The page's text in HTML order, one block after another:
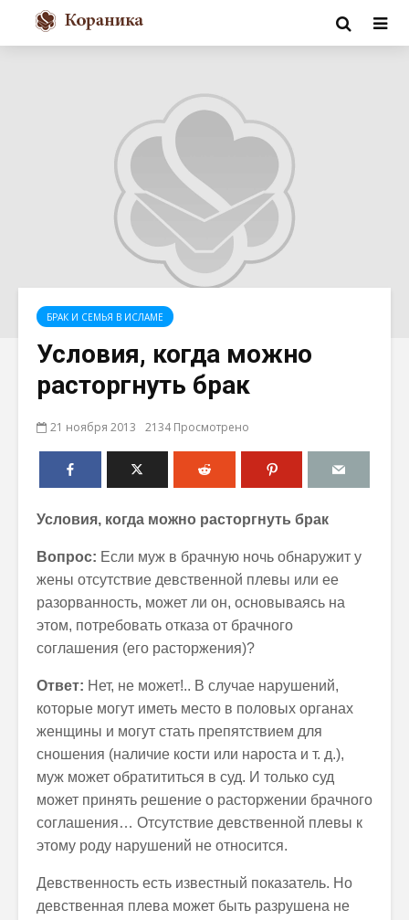
БРАК И СЕМЬЯ В ИСЛАМЕ
Условия, когда можно
расторгнуть брак
21 ноября 2013 2134 Просмотрено
Условия, когда можно расторгнуть брак
Вопрос: Если муж в брачную ночь обнаружит у
жены отсутствие девственной плевы или ее
разорванность, может ли он, основываясь на
этом, потребовать отказа от брачного
соглашения (его расторжения)?
Ответ: Нет, не может!.. В случае нарушений,
которые могут иметь место в половых органах
женщины и могут стать препятствием для
сношения (наличие кости или нароста и т. д.),
муж может обратититься в суд. И только суд
может принять решение о расторжении брачного
соглашения… Отсутствие девственной плевы к
этому роду нарушений не относится.
Девственность есть известный показатель. Но
девственная плева может быть разрушена не